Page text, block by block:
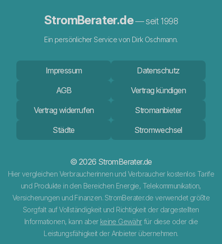
StromBerater.de— seit 1998
Ein persönlicher Service von Dirk Oschmann.
Impressum
Datenschutz
AGB
Vertrag kündigen
Vertrag widerrufen
Stromanbieter
Städte
Stromwechsel
© 2026 StromBerater.de
Hier vergleichen Verbraucherinnen und Verbraucher kostenlos Tarife
und Produkte in den Bereichen Energie, Telekommunikation,
Versicherungen und Finanzen. StromBerater.de verwendet größte
Sorgfalt auf Vollständigkeit und Richtigkeit der dargestellten
Informationen, kann aber keine Gewährfür diese oder die
Leistungsfähigkeit der Anbieter übernehmen.